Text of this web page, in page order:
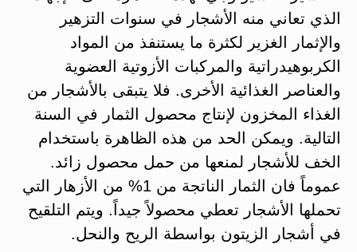
الذي تعاني منه الأشجار في سنوات التزهير
والإثمار الغزير لكثرة ما يستنفذ من المواد
الكربوهيدراتية والمركبات الأزوتية العضوية
والعناصر الغذائية الأخرى. فلا يتبقى بالأشجار من
الغذاء المخزون لإنتاج محصول الثمار في السنة
التالية. ويمكن الحد من هذه الظاهرة باستخدام
الخف للأشجار لمنعها من حمل محصول زائد.
عموماً فان الثمار الناتجة من 1% من الأزهار التي
تحملها الأشجار تعطي محصولاً جيداً. ويتم التلقيح
في أشجار الزيتون بواسطة الريح والنحل.